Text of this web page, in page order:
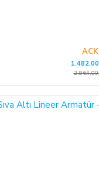
ACK
2.964,00